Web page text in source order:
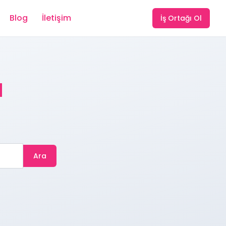
Blog İletişim İş Ortağı Ol
Ara